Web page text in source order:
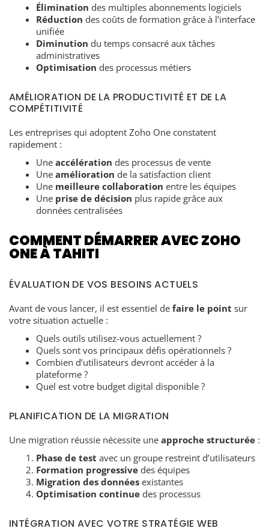
Élimination des multiples abonnements logiciels
Réduction des coûts de formation grâce à l’interface
unifiée
Diminution du temps consacré aux tâches
administratives
Optimisation des processus métiers
AMÉLIORATION DE LA PRODUCTIVITÉ ET DE LA
COMPÉTITIVITÉ
Les entreprises qui adoptent Zoho One constatent
rapidement :
Une accélération des processus de vente
Une amélioration de la satisfaction client
Une meilleure collaboration entre les équipes
Une prise de décision plus rapide grâce aux
données centralisées
COMMENT DÉMARRER AVEC ZOHO
ONE À TAHITI
ÉVALUATION DE VOS BESOINS ACTUELS
Avant de vous lancer, il est essentiel de faire le point sur
votre situation actuelle :
Quels outils utilisez-vous actuellement ?
Quels sont vos principaux défis opérationnels ?
Combien d’utilisateurs devront accéder à la
plateforme ?
Quel est votre budget digital disponible ?
PLANIFICATION DE LA MIGRATION
Une migration réussie nécessite une approche structurée :
Phase de test avec un groupe restreint d’utilisateurs
Formation progressive des équipes
Migration des données existantes
Optimisation continue des processus
INTÉGRATION AVEC VOTRE STRATÉGIE WEB